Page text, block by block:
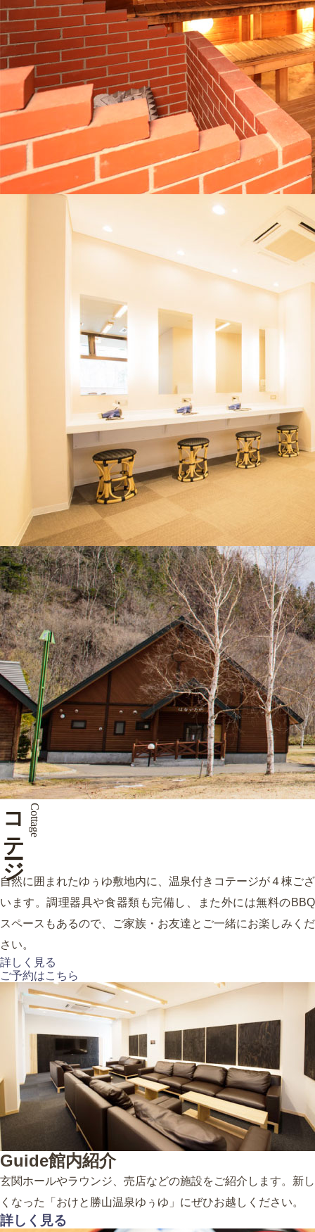
Cottage
コテージ
自然に囲まれたゆぅゆ敷地内に、温泉付きコテージが４棟ござ
います。調理器具や食器類も完備し、また外には無料のBBQ
スペースもあるので、ご家族・お友達とご一緒にお楽しみくだ
さい。
詳しく見る
ご予約はこちら
Guide館内紹介
玄関ホールやラウンジ、売店などの施設をご紹介します。新し
くなった「おけと勝山温泉ゆぅゆ」にぜひお越しください。
詳しく見る